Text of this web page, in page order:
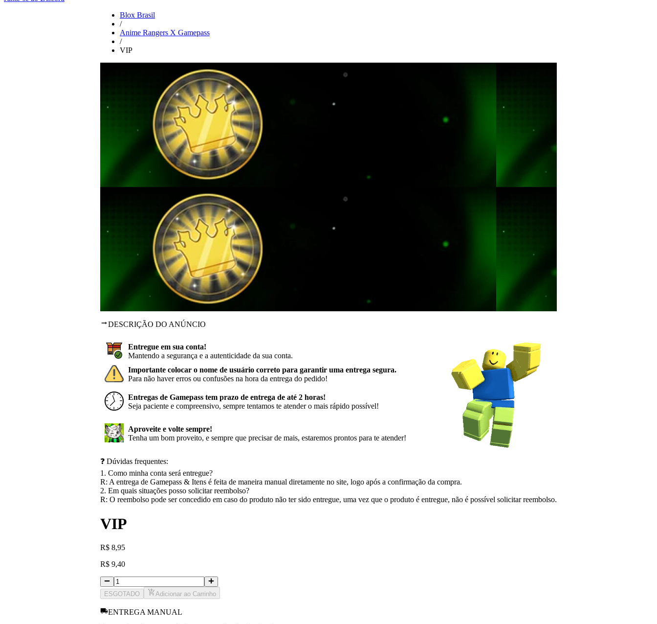
Blox Brasil
/
Anime Rangers X Gamepass
/
VIP
DESCRIÇÃO DO ANÚNCIO
Entregue em sua conta!
Mantendo a segurança e a autenticidade da sua conta.
Importante colocar o nome de usuário correto para garantir uma entrega segura.
Para não haver erros ou confusões na hora da entrega do pedido!
Entregas de Gamepass tem prazo de entrega de até 2 horas!
Seja paciente e compreensivo, sempre tentamos te atender o mais rápido possível!
Aproveite e volte sempre!
Tenha um bom proveito, e sempre que precisar de mais, estaremos prontos para te atender!
❓ Dúvidas frequentes:
1. Como minha conta será entregue?
R: A entrega de Gamepass & Itens é feita de maneira manual diretamente no site, logo após a confirmação da compra.
2. Em quais situações posso solicitar reembolso?
R: O reembolso pode ser concedido em caso do produto não ter sido entregue, uma vez que o produto é entregue, não é possível solicitar reembolso.
VIP
R$ 8,95
R$ 9,40
ESGOTADO Adicionar ao Carrinho
ENTREGA MANUAL